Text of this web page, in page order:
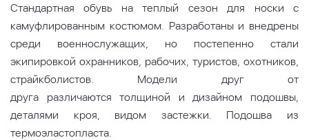
Стандартная обувь на теплый сезон для носки с
камуфлированным костюмом. Разработаны и внедрены
среди военнослужащих, но постепенно стали
экипировкой охранников, рабочих, туристов, охотников,
страйкболистов. Модели друг от
друга различаются толщиной и дизайном подошвы,
деталями кроя, видом застежки. Подошва из
термоэластопласта.